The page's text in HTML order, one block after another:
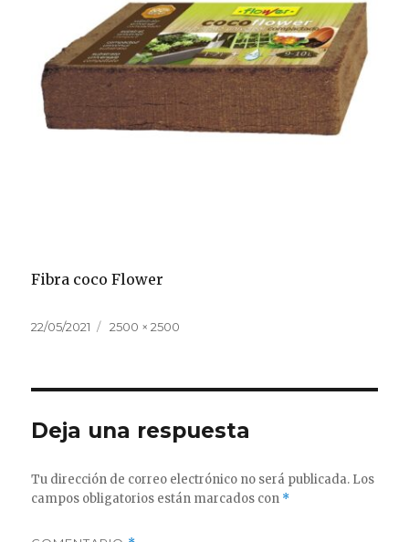
Fibra coco Flower
Publicado
22/05/2021
Tamaño
2500 × 2500
Deja una respuesta
Tu dirección de correo electrónico no será publicada. Los
campos obligatorios están marcados con *